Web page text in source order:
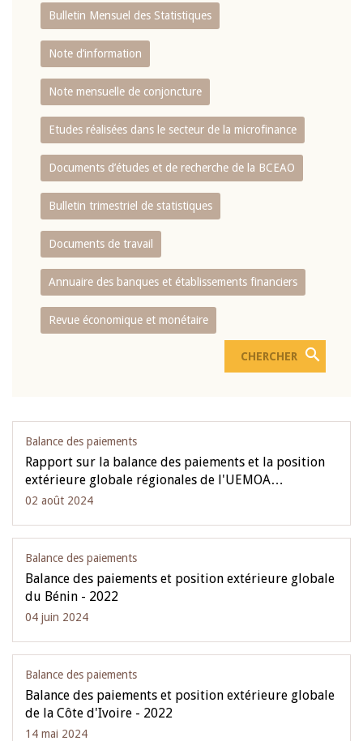
Bulletin Mensuel des Statistiques
Note d’information
Note mensuelle de conjoncture
Etudes réalisées dans le secteur de la microfinance
Documents d’études et de recherche de la BCEAO
Bulletin trimestriel de statistiques
Documents de travail
Annuaire des banques et établissements financiers
Revue économique et monétaire
Balance des paiements
Rapport sur la balance des paiements et la position
extérieure globale régionales de l'UEMOA…
02 août 2024
Balance des paiements
Balance des paiements et position extérieure globale
du Bénin - 2022
04 juin 2024
Balance des paiements
Balance des paiements et position extérieure globale
de la Côte d'Ivoire - 2022
14 mai 2024